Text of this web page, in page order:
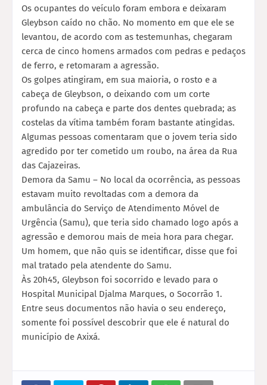
Os ocupantes do veículo foram embora e deixaram
Gleybson caído no chão. No momento em que ele se
levantou, de acordo com as testemunhas, chegaram
cerca de cinco homens armados com pedras e pedaços
de ferro, e retomaram a agressão.
Os golpes atingiram, em sua maioria, o rosto e a
cabeça de Gleybson, o deixando com um corte
profundo na cabeça e parte dos dentes quebrada; as
costelas da vítima também foram bastante atingidas.
Algumas pessoas comentaram que o jovem teria sido
agredido por ter cometido um roubo, na área da Rua
das Cajazeiras.
Demora da Samu – No local da ocorrência, as pessoas
estavam muito revoltadas com a demora da
ambulância do Serviço de Atendimento Móvel de
Urgência (Samu), que teria sido chamado logo após a
agressão e demorou mais de meia hora para chegar.
Um homem, que não quis se identificar, disse que foi
mal tratado pela atendente do Samu.
Às 20h45, Gleybson foi socorrido e levado para o
Hospital Municipal Djalma Marques, o Socorrão 1.
Entre seus documentos não havia o seu endereço,
somente foi possível descobrir que ele é natural do
município de Axixá.